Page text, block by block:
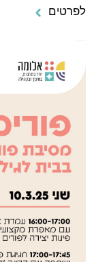
לפרטים